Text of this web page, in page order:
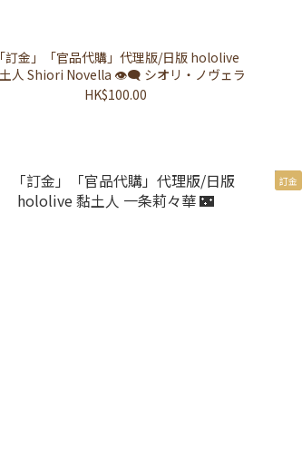
「訂金」「官品代購」代理版/日版 hololive
黏土人 Shiori Novella 👁‍🗨 シオリ・ノヴェラ
HK$100.00
訂金